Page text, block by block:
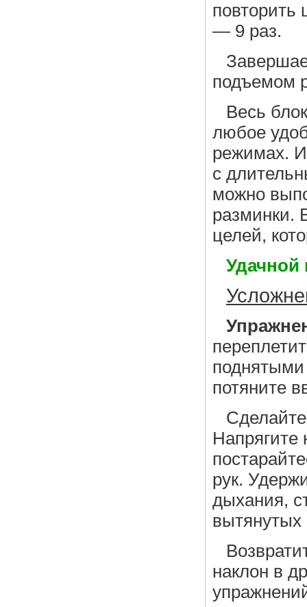
повторить
— 9 раз.
подъемом
Весь
любое
режимах.
с
можно
разминки.
целей,
Удачной
поднятыми
потяните
рук.
дыхания,
вытянутых
наклон в